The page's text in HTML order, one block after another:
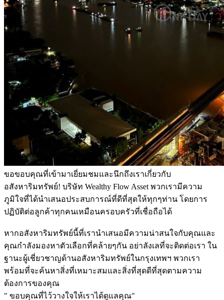
ขอขอบคุณที่เข้ามาเยี่ยมชมและนึกถึงเราเกี่ยวกับ
อสังหาริมทรัพย์! บริษัท Wealthy Flow Asset พวกเรามีความ
ภูมิใจที่ได้นำเสนอประสบการณ์ที่ดีที่สุดให้ทุกๆท่าน โดยการ
ปฏิบัติต่อลูกค้าทุกคนเหมือนครอบครัวที่เชื่อถือได้
หากอสังหาริมทรัพย์นี้ที่เรานำเสนอมีความน่าสนใจกับคุณและ
คุณกำลังมองหาตัวเลือกที่คล้ายๆกัน อย่าลังเลที่จะติดต่อเรา ใน
ฐานะผู้เชี่ยวชาญด้านอสังหาริมทรัพย์ในกรุงเทพฯ พวกเรา
พร้อมที่จะค้นหาสิ่งที่เหมาะสมและสิ่งที่สุดดีที่สุดตามความ
ต้องการของคุณ
" ขอบคุณที่ไว้วางใจให้เราได้ดูแลคุณ"